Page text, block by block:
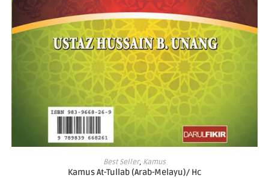
ADD TO BASKET
Best Seller, Kamus
Kamus At-Tullab (Arab-Melayu)/ Hc